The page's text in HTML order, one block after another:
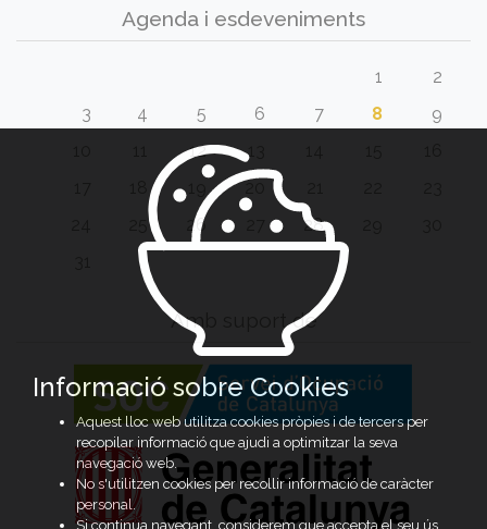
Agenda i esdeveniments
1
2
3
4 5 6 7 8
9
12 13
20
26 28
Amb suport de
Informació sobre Cookies
Aquest lloc web utilitza cookies pròpies i de tercers per
recopilar informació que ajudi a optimitzar la seva
navegació web.
No s'utilitzen cookies per recollir informació de caràcter
personal.
Si continua navegant, considerem que accepta el seu ús.